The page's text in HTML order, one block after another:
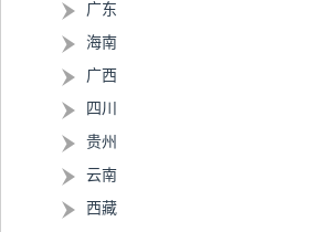
广东
海南
广西
四川
贵州
云南
西藏